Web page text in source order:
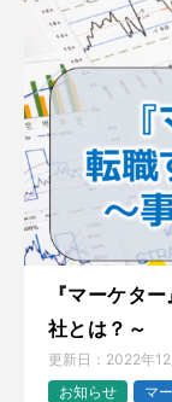
『マーケタ
社とは？～
更新日： 2022年
お知らせ
マ